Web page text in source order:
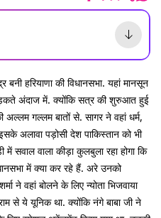
बनी हरियाणा की विधानसभा. यहां मानसून
अंदाज में. क्योंकि सत्र की शुरुआत हुई
गल्लम बातों से. सागर ने वहां धर्म,
अलावा पड़ोसी देश पाकिस्तान को भी
सवाल वाला कीड़ा कुलबुला रहा होगा कि
में क्या कर रहे हैं. अरे उनको
ने वहां बोलने के लिए न्योता भिजवाया
से ये यूनिक था. क्योंकि नंगे बाबा जी ने